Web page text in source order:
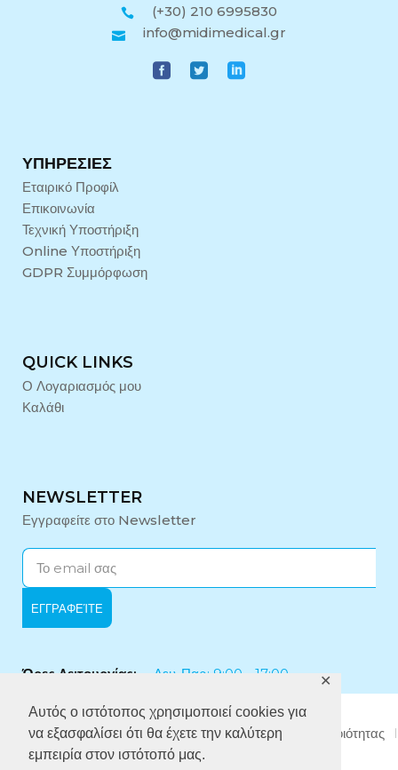
Αυτός ο ιστότοπος χρησιμοποιεί cookies για
να εξασφαλίσει ότι θα έχετε την καλύτερη
εμπειρία στον ιστότοπό μας.
✕
(+30) 210 6995830
info@midimedical.gr
ΥΠΗΡΕΣΊΕΣ
Εταιρικό Προφίλ
Επικοινωνία
Τεχνική Υποστήριξη
Online Υποστήριξη
GDPR Συμμόρφωση
QUICK LINKS
Ο Λογαριασμός μου
Καλάθι
NEWSLETTER
Εγγραφείτε στο Newsletter
Ώρες Λειτουργίας: Δευ-Παρ: 9:00 - 17:00
Εταιρικό Προφίλ Πολιτική Απορρήτου
Πολιτική Ποιότητας
Πολιτική κατά της Δωροδοκίας